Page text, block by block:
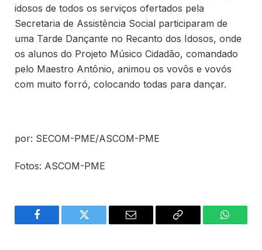
idosos de todos os serviços ofertados pela
Secretaria de Assistência Social participaram de
uma Tarde Dançante no Recanto dos Idosos, onde
os alunos do Projeto Músico Cidadão, comandado
pelo Maestro Antônio, animou os vovôs e vovós
com muito forró, colocando todas para dançar.
por: SECOM-PME/ASCOM-PME
Fotos: ASCOM-PME
Facebook Twitter Email
Copy